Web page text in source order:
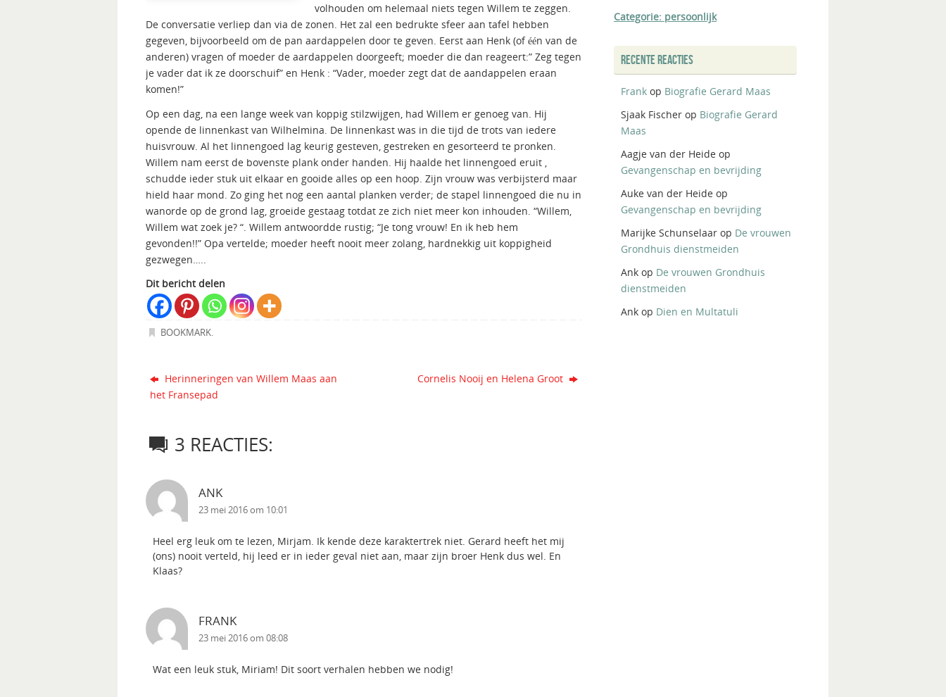
volhouden om helemaal niets tegen Willem te zeggen.
De conversatie verliep dan via de zonen. Het zal een bedrukte sfeer aan tafel hebben
gegeven, bijvoorbeeld om de pan aardappelen door te geven. Eerst aan Henk (of één van de
anderen) vragen of moeder de aardappelen doorgeeft; moeder die dan reageert:” Zeg tegen
je vader dat ik ze doorschuif” en Henk : “Vader, moeder zegt dat de aandappelen eraan
komen!”
Op een dag, na een lange week van koppig stilzwijgen, had Willem er genoeg van. Hij
opende de linnenkast van Wilhelmina. De linnenkast was in die tijd de trots van iedere
huisvrouw. Al het linnengoed lag keurig gesteven, gestreken en gesorteerd te pronken.
Willem nam eerst de bovenste plank onder handen. Hij haalde het linnengoed eruit ,
schudde ieder stuk uit elkaar en gooide alles op een hoop. Zijn vrouw was verbijsterd maar
hield haar mond. Zo ging het nog een aantal planken verder; de stapel linnengoed die nu in
wanorde op de grond lag, groeide gestaag totdat ze zich niet meer kon inhouden. “Willem,
Willem wat zoek je? “. Willem antwoordde rustig; “Je tong vrouw! En ik heb hem
gevonden!!” Opa vertelde; moeder heeft nooit meer zolang, hardnekkig uit koppigheid
gezwegen…..
Dit bericht delen
BOOKMARK.
Herinneringen van Willem Maas aan
het Fransepad
Cornelis Nooij en Helena Groot
3 REACTIES:
ANK
23 mei 2016 om 10:01
Heel erg leuk om te lezen, Mirjam. Ik kende deze karaktertrek niet. Gerard heeft het mij
(ons) nooit verteld, hij leed er in ieder geval niet aan, maar zijn broer Henk dus wel. En
Klaas?
FRANK
23 mei 2016 om 08:08
Wat een leuk stuk, Miriam! Dit soort verhalen hebben we nodig!
Categorie: persoonlijk
RECENTE REACTIES
Frank op Biografie Gerard Maas
Sjaak Fischer op Biografie Gerard
Maas
Aagje van der Heide op
Gevangenschap en bevrijding
Auke van der Heide op
Gevangenschap en bevrijding
Marijke Schunselaar op De vrouwen
Grondhuis dienstmeiden
Ank op De vrouwen Grondhuis
dienstmeiden
Ank op Dien en Multatuli